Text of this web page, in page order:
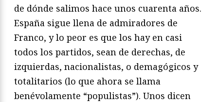
de dónde salimos hace unos cuarenta años.
España sigue llena de admiradores de
Franco, y lo peor es que los hay en casi
todos los partidos, sean de derechas, de
izquierdas, nacionalistas, o demagógicos y
totalitarios (lo que ahora se llama
benévolamente “populistas”). Unos dicen